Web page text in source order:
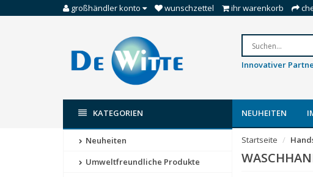
großhändler konto wunschzettel ihr warenkorb
Innovativer
KATEGORIEN NEUHEITEN
Neuheiten
Umweltfreundliche Produkte
Startseite